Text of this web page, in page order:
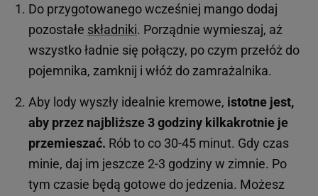
Do przygotowanego wcześniej mango dodaj
pozostałe składniki. Porządnie wymieszaj, aż
wszystko ładnie się połączy, po czym przełóż do
pojemnika, zamknij i włóż do zamrażalnika.
Aby lody wyszły idealnie kremowe, istotne jest,
aby przez najbliższe 3 godziny kilkakrotnie je
przemieszać. Rób to co 30-45 minut. Gdy czas
minie, daj im jeszcze 2-3 godziny w zimnie. Po
tym czasie będą gotowe do jedzenia. Możesz